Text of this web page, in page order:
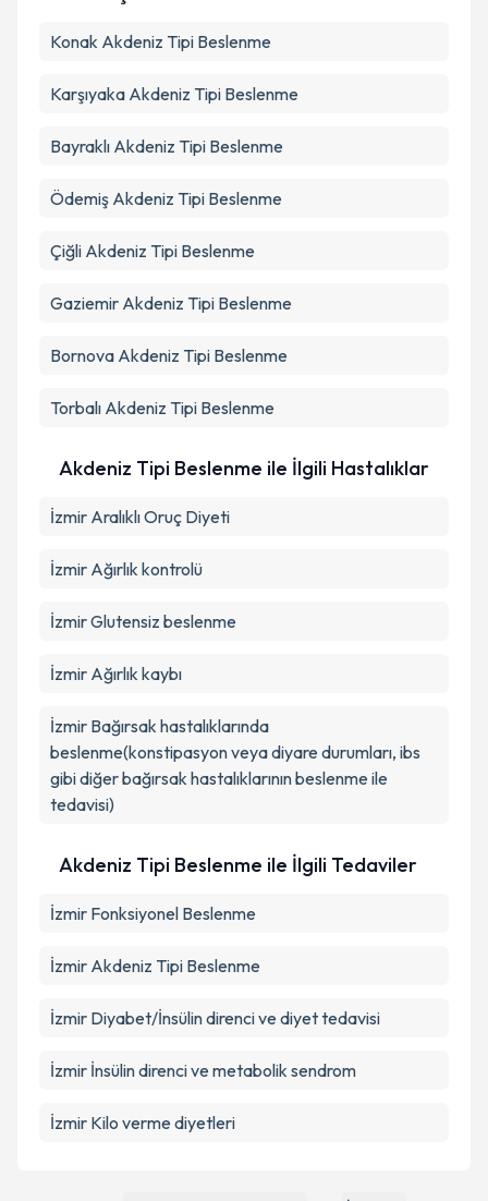
Metni'ni okudum ve kişisel verilerimin belirtilen
Konak Akdeniz Tipi Beslenme
Karşıyaka Akdeniz Tipi Beslenme
Bayraklı Akdeniz Tipi Beslenme
Ödemiş Akdeniz Tipi Beslenme
Çiğli Akdeniz Tipi Beslenme
Gaziemir Akdeniz Tipi Beslenme
Bornova Akdeniz Tipi Beslenme
Torbalı Akdeniz Tipi Beslenme
Akdeniz Tipi Beslenme ile İlgili Hastalıklar
İzmir Aralıklı Oruç Diyeti
İzmir Ağırlık kontrolü
İzmir Glutensiz beslenme
İzmir Ağırlık kaybı
İzmir Bağırsak hastalıklarında
beslenme(konstipasyon veya diyare durumları, ibs
gibi diğer bağırsak hastalıklarının beslenme ile
tedavisi)
Akdeniz Tipi Beslenme ile İlgili Tedaviler
İzmir Fonksiyonel Beslenme
İzmir Akdeniz Tipi Beslenme
İzmir Diyabet/İnsülin direnci ve diyet tedavisi
İzmir İnsülin direnci ve metabolik sendrom
İzmir Kilo verme diyetleri